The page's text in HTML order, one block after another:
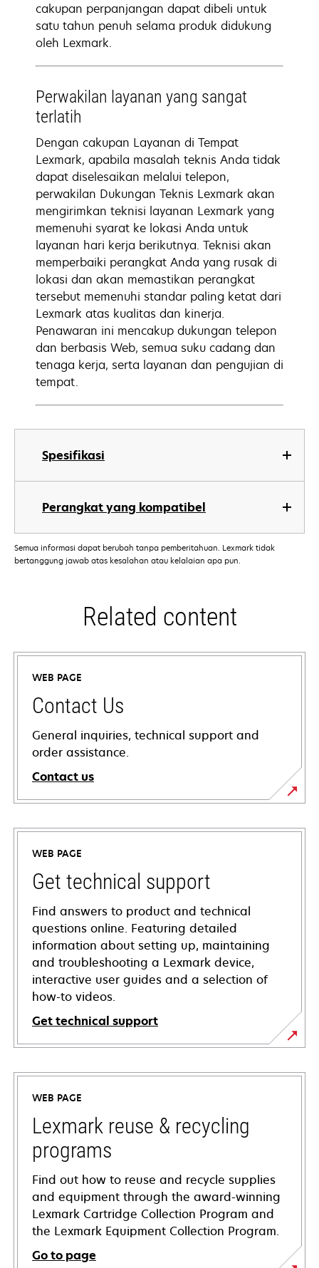
Spesifikasi
Perangkat yang kompatibel
cakupan perpanjangan dapat dibeli untuk
satu tahun penuh selama produk didukung
oleh Lexmark.
Perwakilan layanan yang sangat
terlatih
Dengan cakupan Layanan di Tempat
Lexmark, apabila masalah teknis Anda tidak
dapat diselesaikan melalui telepon,
perwakilan Dukungan Teknis Lexmark akan
mengirimkan teknisi layanan Lexmark yang
memenuhi syarat ke lokasi Anda untuk
layanan hari kerja berikutnya. Teknisi akan
memperbaiki perangkat Anda yang rusak di
lokasi dan akan memastikan perangkat
tersebut memenuhi standar paling ketat dari
Lexmark atas kualitas dan kinerja.
Penawaran ini mencakup dukungan telepon
dan berbasis Web, semua suku cadang dan
tenaga kerja, serta layanan dan pengujian di
tempat.
Semua informasi dapat berubah tanpa pemberitahuan. Lexmark tidak
bertanggung jawab atas kesalahan atau kelalaian apa pun.
Related content
WEB PAGE
Contact Us
General inquiries, technical support and
order assistance.
Contact us
WEB PAGE
Get technical support
Find answers to product and technical
questions online. Featuring detailed
information about setting up, maintaining
and troubleshooting a Lexmark device,
interactive user guides and a selection of
how-to videos.
Get technical support
opens
in
new
tab
WEB PAGE
Lexmark reuse & recycling
programs
Find out how to reuse and recycle supplies
and equipment through the award-winning
Lexmark Cartridge Collection Program and
the Lexmark Equipment Collection Program.
Go to page